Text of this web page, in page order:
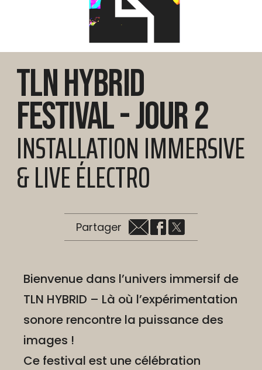
TLN HYBRID
FESTIVAL - JOUR 2
INSTALLATION IMMERSIVE
& LIVE ÉLECTRO
Partager
Bienvenue dans l’univers immersif de
TLN HYBRID – Là où l’expérimentation
sonore rencontre la puissance des
images !
Ce festival est une célébration